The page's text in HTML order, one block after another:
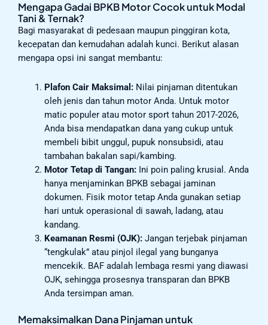
Mengapa Gadai BPKB Motor Cocok untuk Modal
Tani & Ternak?
Bagi masyarakat di pedesaan maupun pinggiran kota,
kecepatan dan kemudahan adalah kunci. Berikut alasan
mengapa opsi ini sangat membantu:
Plafon Cair Maksimal:Nilai pinjaman ditentukan
oleh jenis dan tahun motor Anda. Untuk motor
matic populer atau motor sport tahun 2017-2026,
Anda bisa mendapatkan dana yang cukup untuk
membeli bibit unggul, pupuk nonsubsidi, atau
tambahan bakalan sapi/kambing.
Motor Tetap di Tangan:Ini poin paling krusial. Anda
hanya menjaminkan BPKB sebagai jaminan
dokumen. Fisik motor tetap Anda gunakan setiap
hari untuk operasional di sawah, ladang, atau
kandang.
Keamanan Resmi (OJK):Jangan terjebak pinjaman
“tengkulak” atau pinjol ilegal yang bunganya
mencekik. BAF adalah lembaga resmi yang diawasi
OJK, sehingga prosesnya transparan dan BPKB
Anda tersimpan aman.
Memaksimalkan Dana Pinjaman untuk